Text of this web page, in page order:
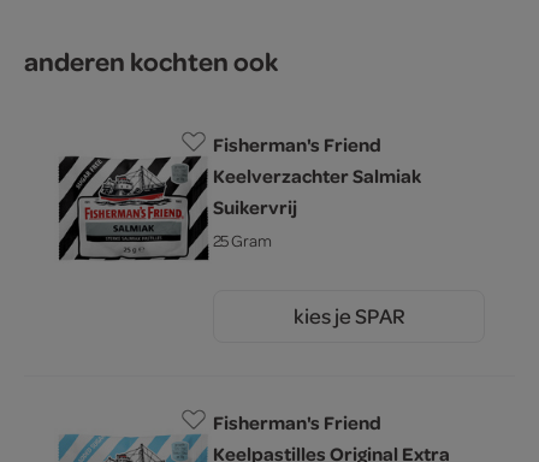
anderen kochten ook
Fisherman's Friend
Keelverzachter Salmiak
Suikervrij
25 Gram
kies je SPAR
Fisherman's Friend
Keelpastilles Original Extra